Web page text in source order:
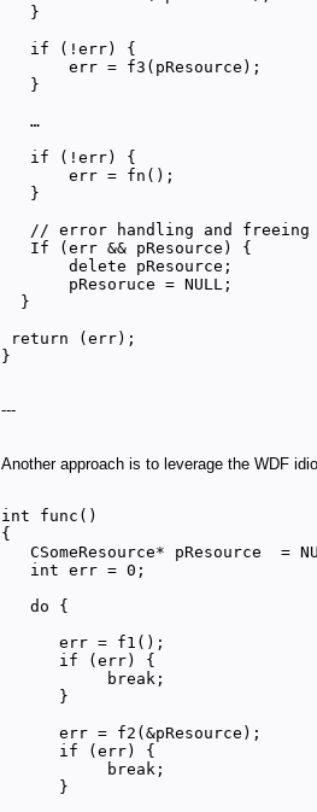
   }
   if (!err) {
       err = f3(pResource);
   }
   …
   if (!err) {
       err = fn();
   }
// error handling and
   If (err && pResource) {
       delete pResource;
       pResoruce = NULL;
  }
return (err);
---
Another approach is to leverage the WDF
int func()
{
CSomeResource* pResource  =
   int err = 0;
   do {
      err = f1();
      if (err) {
           break;
      }
      err = f2(&pResource);
      if (err) {
           break;
      }